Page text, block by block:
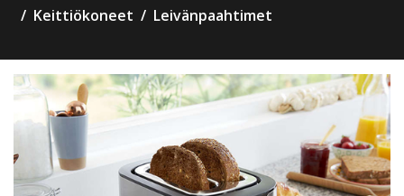
Keittiökoneet Leivänpaahtimet